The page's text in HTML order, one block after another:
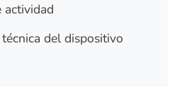
actividad
del dispositivo